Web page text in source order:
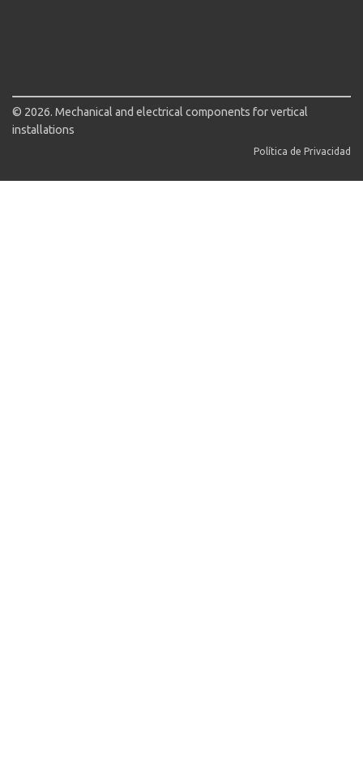
© 2026. Mechanical and electrical components for vertical
installations
Política de Privacidad